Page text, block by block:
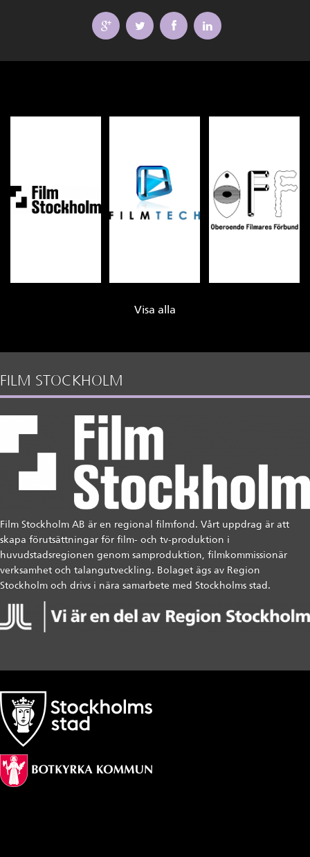
Visa alla
FILM STOCKHOLM
Film Stockholm AB är en regional filmfond. Vårt uppdrag är att
skapa förutsättningar för film- och tv-produktion i
huvudstadsregionen genom samproduktion, filmkommissionär
verksamhet och talangutveckling. Bolaget ägs av Region
Stockholm och drivs i nära samarbete med Stockholms stad.